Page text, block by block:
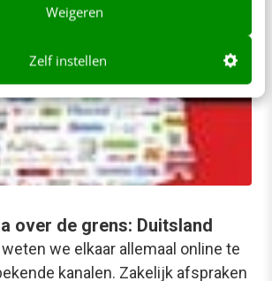
Weigeren
Zelf instellen
over de grens: Duitsland
we elkaar allemaal online te
kanalen. Zakelijk afspraken